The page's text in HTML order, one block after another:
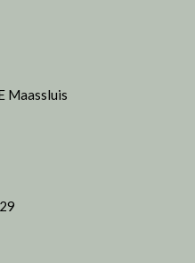
Maassluis